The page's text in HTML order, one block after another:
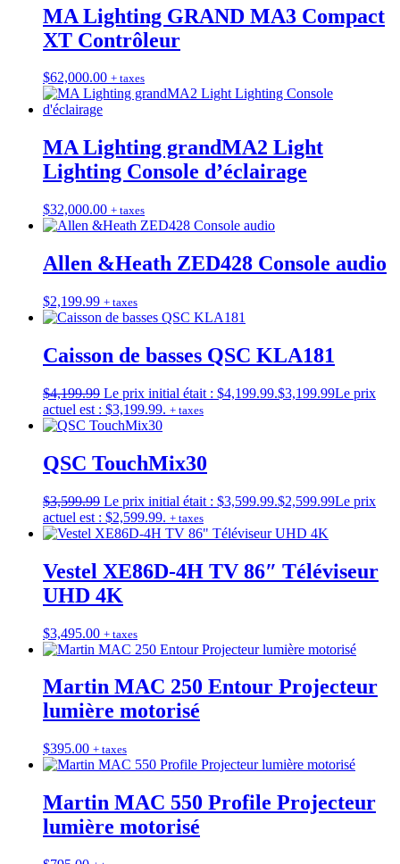
MA Lighting GRAND MA3 Compact
XT Contrôleur
$62,000.00 + taxes
MA Lighting grandMA2 Light
Lighting Console d’éclairage
$32,000.00 + taxes
Allen &Heath ZED428 Console audio
$2,199.99 + taxes
Caisson de basses QSC KLA181
$4,199.99 Le prix initial était : $4,199.99.$3,199.99Le prix
actuel est : $3,199.99. + taxes
QSC TouchMix30
$3,599.99 Le prix initial était : $3,599.99.$2,599.99Le prix
actuel est : $2,599.99. + taxes
Vestel XE86D-4H TV 86″ Téléviseur
UHD 4K
$3,495.00 + taxes
Martin MAC 250 Entour Projecteur
lumière motorisé
$395.00 + taxes
Martin MAC 550 Profile Projecteur
lumière motorisé